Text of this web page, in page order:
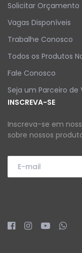
Solicitar Orçamento
Vagas Disponíveis
Trabalhe Conosco
Todos os Produtos
Fale Conosco
Seja um Parceiro de
INSCREVA-SE
Inscreva-se em
sobre nossos